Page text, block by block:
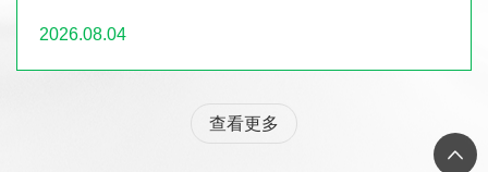
2026.08.04
查看更多